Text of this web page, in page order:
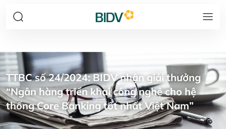
TTBC số 24/2024: BIDV nhận giải thưởng
“Ngân hàng triển khai công nghệ cho hệ
thống Core Banking tốt nhất Việt Nam”